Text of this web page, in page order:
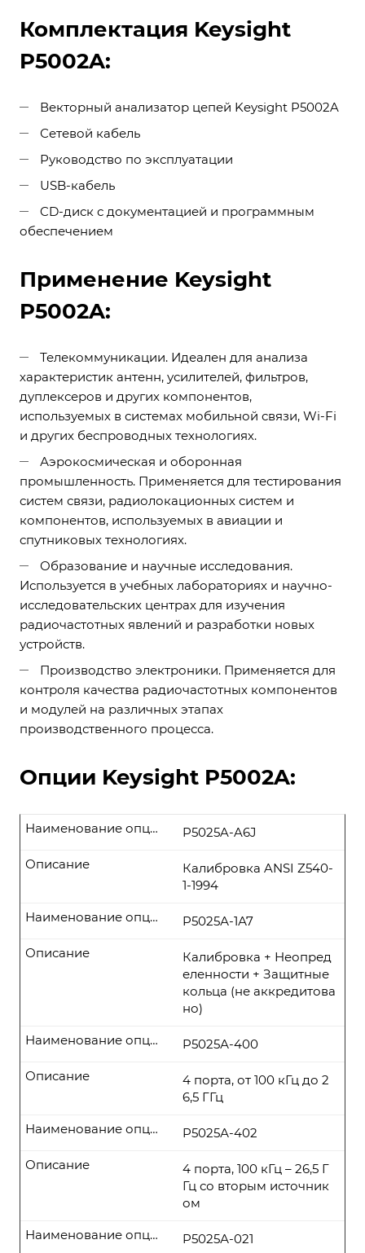
Комплектация Keysight
P5002A:
Векторный анализатор цепей Keysight P5002A
Сетевой кабель
Руководство по эксплуатации
USB-кабель
CD-диск с документацией и программным
обеспечением
Применение Keysight
P5002A:
Телекоммуникации. Идеален для анализа
характеристик антенн, усилителей, фильтров,
дуплексеров и других компонентов,
используемых в системах мобильной связи, Wi-Fi
и других беспроводных технологиях.
Аэрокосмическая и оборонная
промышленность. Применяется для тестирования
систем связи, радиолокационных систем и
компонентов, используемых в авиации и
спутниковых технологиях.
Образование и научные исследования.
Используется в учебных лабораториях и научно-
исследовательских центрах для изучения
радиочастотных явлений и разработки новых
устройств.
Производство электроники. Применяется для
контроля качества радиочастотных компонентов
и модулей на различных этапах
производственного процесса.
Опции Keysight P5002A:
P5025A-A6J
Наименование опции
Калибровка ANSI Z540-
1-1994
Описание
P5025А-1А7
Наименование опции
Калибровка + Неопред
еленности + Защитные
кольца (не аккредитова
но)
Описание
P5025А-400
Наименование опции
4 порта, от 100 кГц до 2
6,5 ГГц
Описание
P5025А-402
Наименование опции
4 порта, 100 кГц – 26,5 Г
Гц со вторым источник
ом
Описание
P5025А-021
Наименование опции